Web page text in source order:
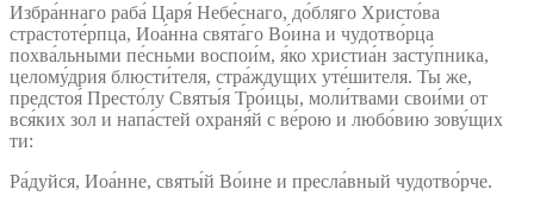
Избра́ннаго раба́ Царя́ Небе́снаго, до́бляго Христо́ва
страстоте́рпца, Иоа́нна свята́го Во́ина и чудотво́рца
похва́льными пе́сньми воспои́м, я́ко христиа́н засту́пника,
целому́дрия блюсти́теля, стра́ждущих уте́шителя. Ты же,
предстоя́ Престо́лу Святы́я Тро́ицы, моли́твами свои́ми от
вся́ких зол и напа́стей охраня́й с ве́рою и любо́вию зову́щих
ти:
Ра́дуйся, Иоа́нне, святы́й Во́ине и пресла́вный чудотво́рче.